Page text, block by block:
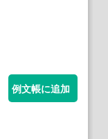
例文帳に追加